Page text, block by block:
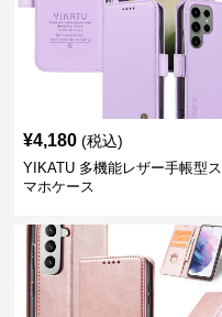
¥4,180 (税込)
YIKATU 多機能レザー手帳型ス
マホケース